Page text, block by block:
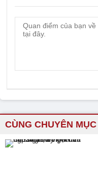
CÙNG CHUYÊN MỤC